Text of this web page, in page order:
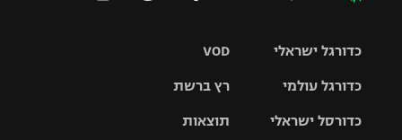
VOD
רץ ברשת
תוצאות
כדורגל ישראלי
כדורגל עולמי
כדורסל ישראלי